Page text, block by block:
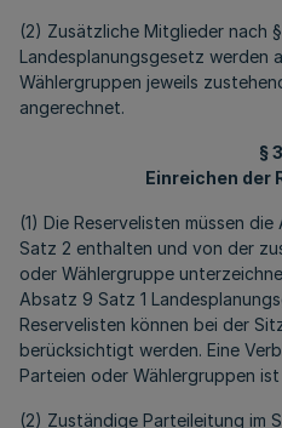
(2) Zusätzliche Mitglieder nach
Landesplanungsgesetz werden
Wählergruppen jeweils
angerechnet.
§ 3
Einreichen der
(1) Die Reservelisten müssen
Satz 2 enthalten und von der
oder Wählergruppe
Absatz 9 Satz 1
Reservelisten können bei der
berücksichtigt werden. Eine
Parteien oder Wählergruppen
(2) Zuständige Parteileitung im